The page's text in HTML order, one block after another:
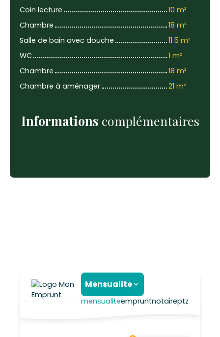
Coin lecture
10 m²
Chambre
18 m²
Salle de bain avec douche
11.5 m²
WC
1 m²
Chambre
18 m²
Chambre à aménager
21 m²
Informations complémentaires
Mensualite
mensualiteempruntnotaireptz